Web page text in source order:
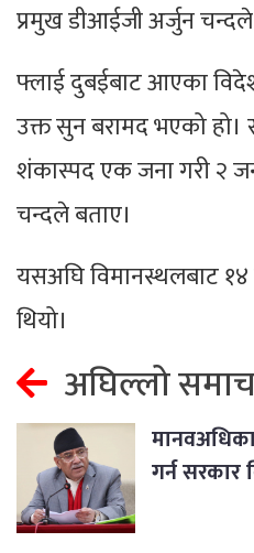
प्रमुख डीआईजी अर्जुन चन्दले
फ्लाई दुबईबाट आएका
उक्त सुन बरामद भएको
शंकास्पद एक जना गरी २
चन्दले बताए।
यसअघि विमानस्थलबाट
थियो।
अघिल्लो
गर्न सरकार